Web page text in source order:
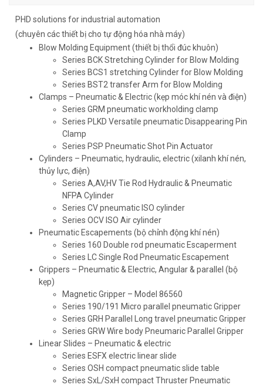
PHD solutions for industrial automation
(chuyên các thiết bị cho tự động hóa nhà máy)
Blow Molding Equipment (thiết bị thổi đúc khuôn)
Series BCK Stretching Cylinder for Blow Molding
Series BCS1 stretching Cylinder for Blow Molding
Series BST2 transfer Arm for Blow Molding
Clamps – Pneumatic & Electric (kẹp móc khí nén và điện)
Series GRM pneumatic workholding clamp
Series PLKD Versatile pneumatic Disappearing Pin
Clamp
Series PSP Pneumatic Shot Pin Actuator
Cylinders – Pneumatic, hydraulic, electric (xilanh khí nén,
thủy lực, điện)
Series A,AV,HV Tie Rod Hydraulic & Pneumatic
NFPA Cylinder
Series CV pneumatic ISO cylinder
Series OCV ISO Air cylinder
Pneumatic Escapements (bộ chỉnh động khí nén)
Series 160 Double rod pneumatic Escaperment
Series LC Single Rod Pneumatic Escapement
Grippers – Pneumatic & Electric, Angular & parallel (bộ
kẹp)
Magnetic Gripper – Model 86560
Series 190/191 Micro parallel pneumatic Gripper
Series GRH Parallel Long travel pneumatic Gripper
Series GRW Wire body Pneumaric Parallel Gripper
Linear Slides – Pneumatic & electric
Series ESFX electric linear slide
Series OSH compact pneumatic slide table
Series SxL/SxH compact Thruster Pneumatic